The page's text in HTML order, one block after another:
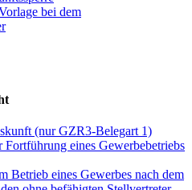
bei dem
(nur GZR3-Belegart 1)
Fortführung eines Gewerbebetriebs
Betrieb eines Gewerbes nach dem